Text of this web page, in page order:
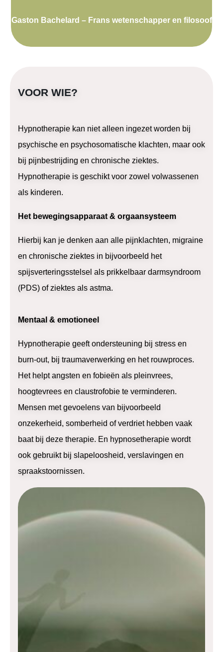
Gaston Bachelard – Frans wetenschapper en filosoof
VOOR WIE?
Hypnotherapie kan niet alleen ingezet worden bij
psychische en psychosomatische klachten, maar ook
bij pijnbestrijding en chronische ziektes.
Hypnotherapie is geschikt voor zowel volwassenen
als kinderen.
Het bewegingsapparaat & orgaansysteem
Hierbij kan je denken aan alle pijnklachten, migraine
en chronische ziektes in bijvoorbeeld het
spijsverteringsstelsel als prikkelbaar darmsyndroom
(PDS) of ziektes als astma.
Mentaal & emotioneel
Hypnotherapie geeft ondersteuning bij stress en
burn-out, bij traumaverwerking en het rouwproces.
Het helpt angsten en fobieën als pleinvrees,
hoogtevrees en claustrofobie te verminderen.
Mensen met gevoelens van bijvoorbeeld
onzekerheid, somberheid of verdriet hebben vaak
baat bij deze therapie. En hypnosetherapie wordt
ook gebruikt bij slapeloosheid, verslavingen en
spraakstoornissen.